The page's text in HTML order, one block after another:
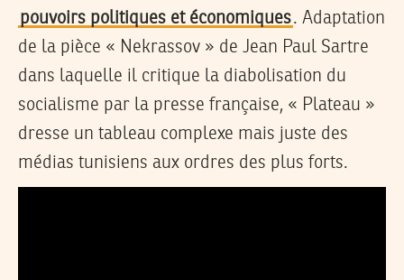
pouvoirs politiques et économiques. Adaptation
de la pièce « Nekrassov » de Jean Paul Sartre
dans laquelle il critique la diabolisation du
socialisme par la presse française, « Plateau »
dresse un tableau complexe mais juste des
médias tunisiens aux ordres des plus forts.